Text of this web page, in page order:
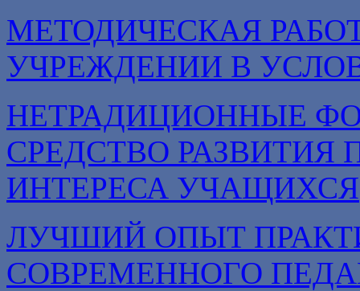
МЕТОДИЧЕСКАЯ
УЧРЕЖДЕНИИ В
НЕТРАДИЦИОННЫЕ
СРЕДСТВО РАЗВИТИЯ
ИНТЕРЕСА УЧАЩИХСЯ
ЛУЧШИЙ ОПЫТ
СОВРЕМЕННОГО